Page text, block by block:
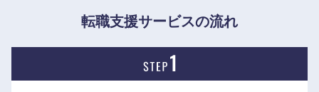
転職支援サービスの流れ
中国・四国地方